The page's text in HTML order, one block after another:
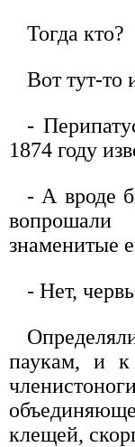
Тогда кто?
Вот тут-то
-
1874 году
- А вроде
знаменитые
- Нет,
паукам, и
клещей,